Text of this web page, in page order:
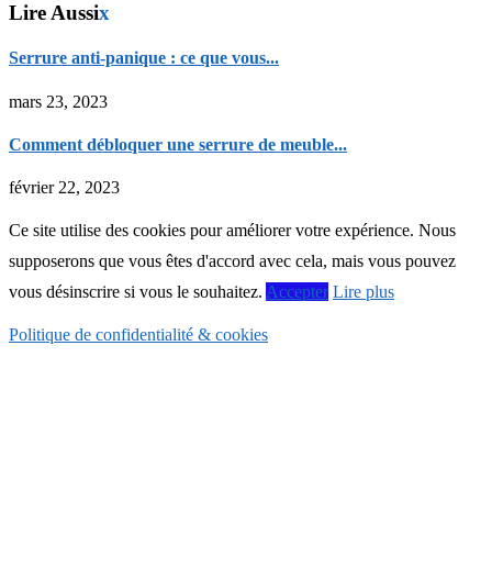
Lire Aussix
Serrure anti-panique : ce que vous...
mars 23, 2023
Comment débloquer une serrure de meuble...
février 22, 2023
Ce site utilise des cookies pour améliorer votre expérience. Nous
supposerons que vous êtes d'accord avec cela, mais vous pouvez
vous désinscrire si vous le souhaitez. Accepter Lire plus
Politique de confidentialité & cookies